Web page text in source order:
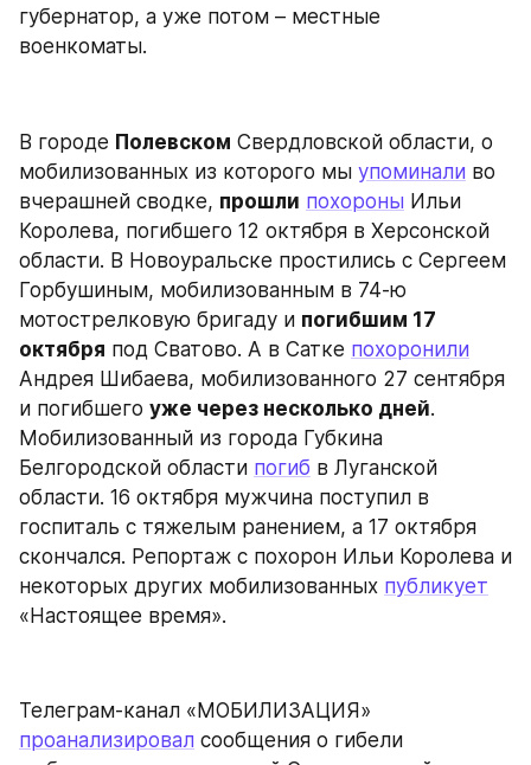
губернатор, а уже потом – местные
военкоматы.
В городе Полевском Свердловской области, о
мобилизованных из которого мы упоминали во
вчерашней сводке, прошли похороны Ильи
Королева, погибшего 12 октября в Херсонской
области. В Новоуральске простились с Сергеем
Горбушиным, мобилизованным в 74-ю
мотострелковую бригаду и погибшим 17
октября под Сватово. А в Сатке похоронили
Андрея Шибаева, мобилизованного 27 сентября
и погибшего уже через несколько дней.
Мобилизованный из города Губкина
Белгородской области погиб в Луганской
области. 16 октября мужчина поступил в
госпиталь с тяжелым ранением, а 17 октября
скончался. Репортаж с похорон Ильи Королева и
некоторых других мобилизованных публикует
«Настоящее время».
проанализировал сообщения о гибели